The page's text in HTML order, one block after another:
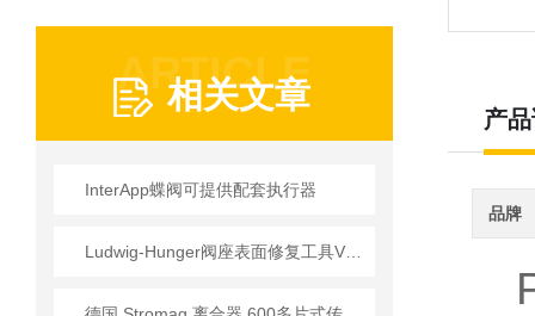
ARTICLE
相关文章
InterApp蝶阀可提供配套执行器
产
品牌